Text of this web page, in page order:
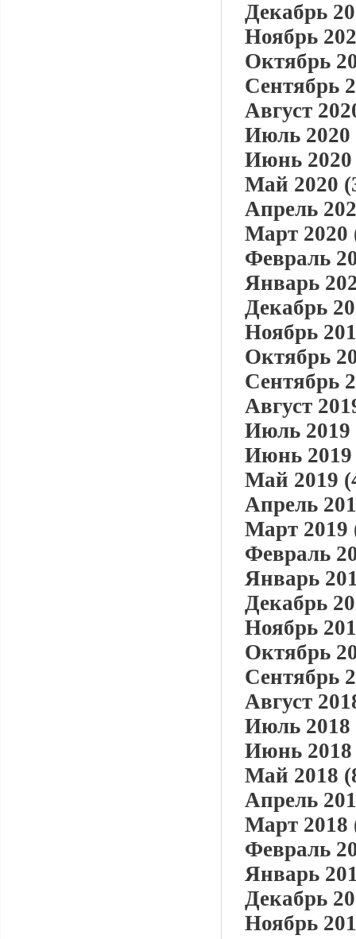
Декабрь
Ноябрь
Октябрь
Сентябрь
Август
Июль 2020
Июнь 2020
Май 2020
Апрель
Март 2020
Февраль
Январь
Декабрь
Ноябрь
Октябрь
Сентябрь
Август
Июль 2019
Июнь 2019
Май 2019
Апрель
Март 2019
Февраль
Январь
Декабрь
Ноябрь
Октябрь
Сентябрь
Август
Июль 2018
Июнь 2018
Май 2018
Апрель
Март 2018
Февраль
Январь
Декабрь
Ноябрь